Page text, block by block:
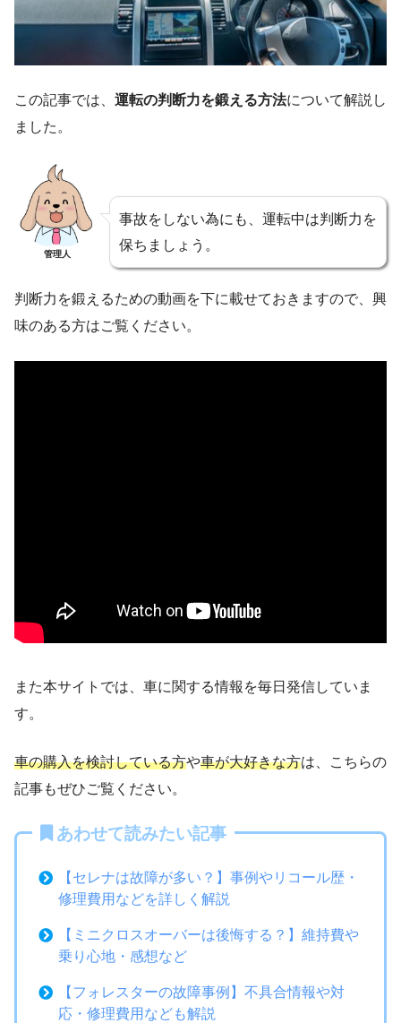
この記事では、 運転の判断力を鍛える方法について解説し
ました。
管理人
事故をしない為にも、運転中は判断力を
保ちましょう。
判断力を鍛えるための動画を下に載せておきますので、興
味のある方はご覧ください。
また本サイトでは、車に関する情報を毎日発信していま
す。
車の購入を検討している方や車が大好きな方は、こちらの
記事もぜひご覧ください。
あわせて読みたい記事
【セレナは故障が多い？】事例やリコール歴・
修理費用などを詳しく解説
【ミニクロスオーバーは後悔する？】維持費や
乗り心地・感想など
【フォレスターの故障事例】不具合情報や対
応・修理費用なども解説